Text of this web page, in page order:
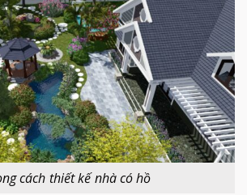
cách thiết kế nhà có hồ